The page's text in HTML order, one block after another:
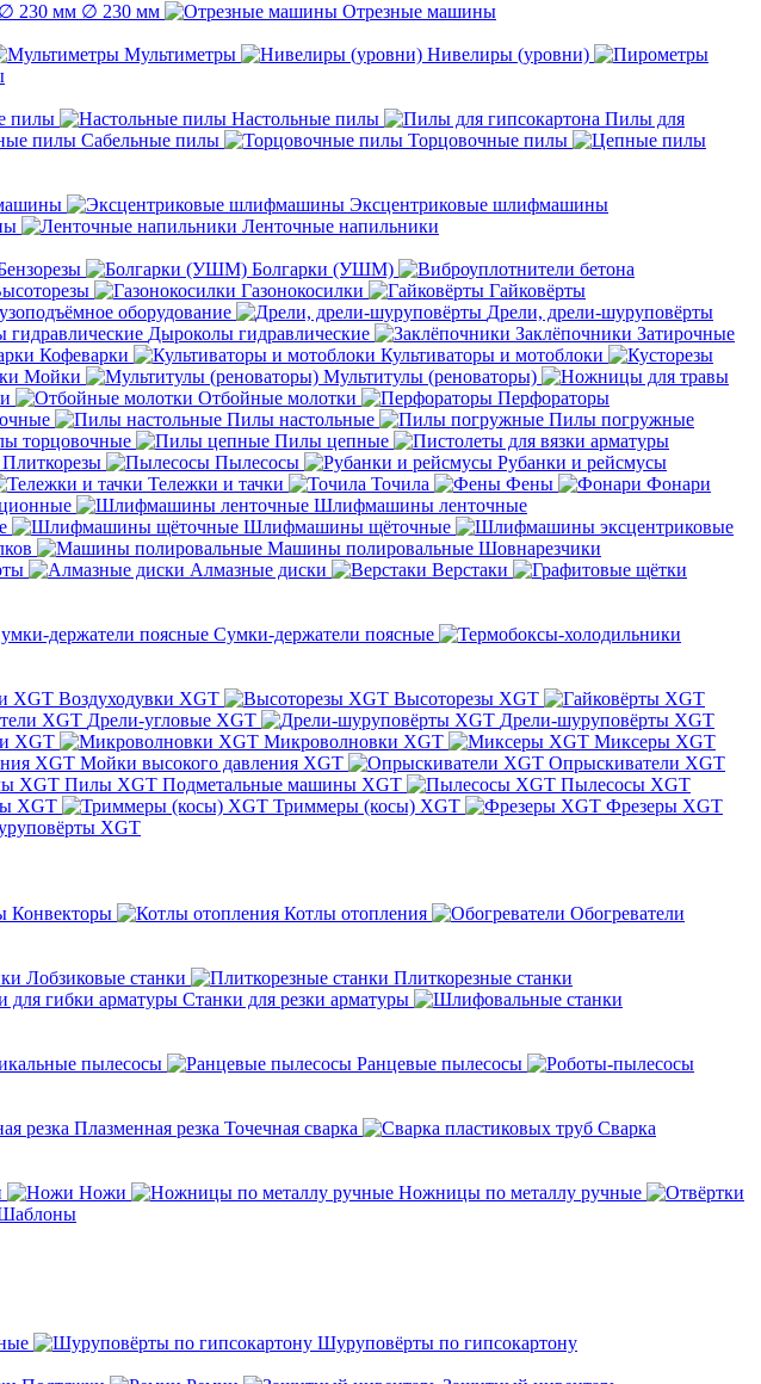
∅ 230 мм
Отрезные машины
Мультиметры
Нивелиры (уровни)
пилы Настольные пилы
Пилы для
Сабельные пилы
Торцовочные пилы
Эксцентриковые шлифмашины
Ленточные напильники
Болгарки (УШМ)
Газонокосилки
Гайковёрты
оборудование
Дрели, дрели-шуруповёрты
Дыроколы гидравлические Заклёпочники Затирочные
Кофеварки
Культиваторы и мотоблоки
Мойки
Мультитулы (реноваторы)
Отбойные молотки
Перфораторы
Пилы настольные
Пилы погружные
торцовочные
Пилы цепные
Плиткорезы Пылесосы
Рубанки и рейсмусы
Тележки и тачки Точила Фены
Фонари
Шлифмашины ленточные
Шлифмашины щёточные
Машины полировальные Шовнарезчики
Алмазные диски
Верстаки
Сумки-держатели поясные
Воздуходувки XGT
Высоторезы XGT
XGT Дрели-угловые XGT
Дрели-шуруповёрты XGT
XGT Микроволновки XGT
Миксеры XGT
Мойки высокого давления XGT
Опрыскиватели XGT
Пилы XGT Подметальные машины XGT
Пылесосы XGT
XGT Триммеры (косы) XGT
Фрезеры XGT
XGT
Конвекторы Котлы отопления
Обогреватели
Лобзиковые станки
Плиткорезные станки
для гибки арматуры Станки для резки арматуры
пылесосы
Ранцевые пылесосы
Плазменная резка Точечная сварка
Cварка
Ножи
Ножницы по металлу ручные
Шуруповёрты по гипсокартону